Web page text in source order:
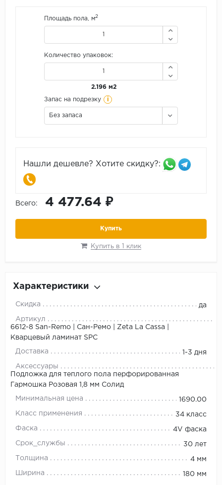
Площадь пола, м2
Количество упаковок:
2.196 м2
Запас на подрезку i
Без запаса
Нашли дешевле? Хотите скидку?:
Всего: 4 477.64 ₽
Купить
Купить в 1 клик
Характеристики
Скидка да
Артикул
6612-8 San-Remo | Сан-Ремо | Zeta La Cassa |
Кварцевый ламинат SPC
Доставка 1-3 дня
Аксессуары
Подложка для теплого пола перфорированная
Гармошка Розовая 1,8 мм Солид
Минимальная цена 1690.00
Класс применения 34 класс
Фаска 4V фаска
Срок_службы 30 лет
Толщина 4 мм
Ширина 180 мм